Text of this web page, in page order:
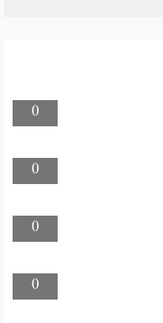
0
0
0
0